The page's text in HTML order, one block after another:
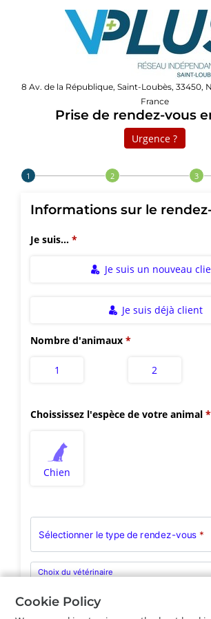
8 Av. de la République, Saint-Loubès, 33450,
France
Prise de rendez-vous
Urgence ?
Step 1 of 4
Informations sur le
Je suis...
Je suis un nouveau
Je suis déjà client
Nombre d'animaux
1 2
Choississez l'espèce de votre animal
Chien
Sélectionner le type de rendez-vous *
Choix du vétérinaire
Cookie Policy